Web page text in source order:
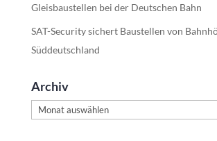
Gleisbaustellen bei der Deutschen Bahn
SAT-Security sichert Baustellen von
Süddeutschland
Archiv
Archiv